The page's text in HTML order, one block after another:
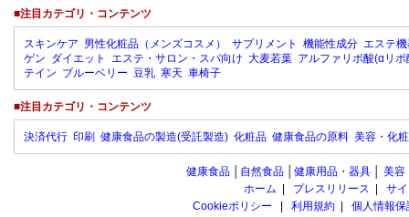
■注目カテゴリ・コンテンツ
スキンケア 男性化粧品（メンズコスメ） サプリメント 機能性成分 エステ
ゲン ダイエット エステ・サロン・スパ向け 大麦若葉 アルファリポ酸(αリポ
テイン ブルーベリー 豆乳 寒天 車椅子
■注目カテゴリ・コンテンツ
決済代行 印刷 健康食品の製造(受託製造) 化粧品 健康食品の原料 美容・化
健康食品 自然食品 健康用品・器具 美容
ホーム
プレスリリース
サ
Cookieポリシー
利用規約 個人情報